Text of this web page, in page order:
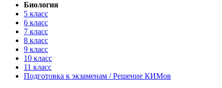
Биология
5 класс
6 класс
7 класс
8 класс
9 класс
10 класс
11 класс
Подготовка к экзаменам / Решение КИМов